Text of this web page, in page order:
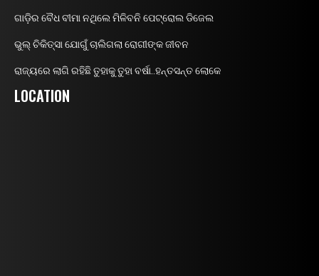
ଗାଡ଼ିର ବୈଧ ବୀମା ନଥିଲେ ମିଳିବନି ପେଟ୍ରୋଲ ଡିଜେଲ
ଭୁଲ୍ ଚିକିତ୍ସା ଯୋଗୁଁ ଚାଲିଗଲା ରୋଗୀଙ୍କ ଜୀବନ
ରାଜ୍ୟରେ ଲାଗି ରହିଛି ତୁହାକୁ ତୁହା ବର୍ଷା..ହନ୍ତସନ୍ତ ଲୋକେ
LOCATION